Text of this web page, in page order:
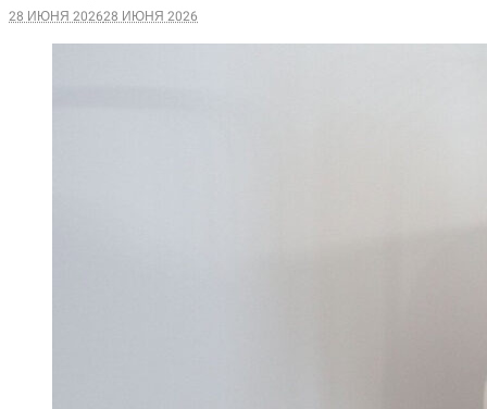
28 ИЮНЯ 202628 ИЮНЯ 2026